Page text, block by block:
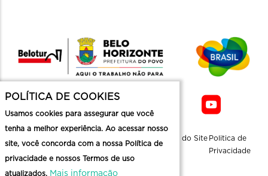
Mapa do Site Politica de
Privacidade
POLÍTICA DE COOKIES
Usamos cookies para assegurar que você
tenha a melhor experiência. Ao acessar nosso
site, você concorda com a nossa Política de
privacidade e nossos Termos de uso
atualizados. Mais informação